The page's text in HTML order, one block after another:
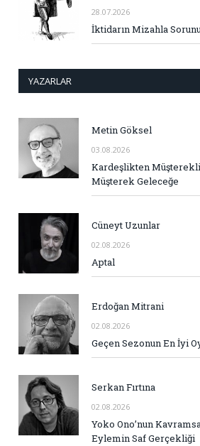
28.07.2026
İktidarın Mizahla
YAZARLAR
Metin Göksel
03.08.2026
Kardeşlikten
Müşterek Geleceğe
Cüneyt Uzunlar
02.08.2026
Aptal
Erdoğan Mitrani
02.08.2026
Geçen Sezonun En İyi
Serkan Fırtına
02.08.2026
Yoko Ono’nun
Eylemin Saf Gerçekliği